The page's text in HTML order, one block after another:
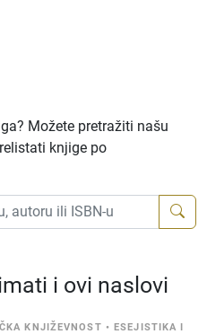
Možete pretražiti našu
knjige po
i ovi naslovi
KNJIŽEVNOST •ESEJISTIKA I